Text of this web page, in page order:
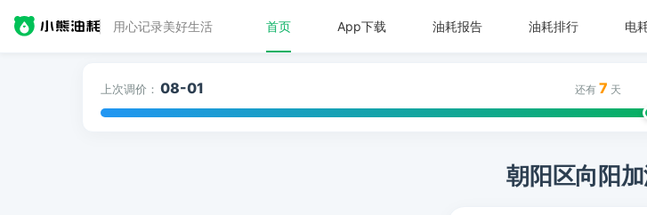
用心记录美好生活 首页 App下载 油耗报告 油耗排行 电
上次调价： 08-01 还有 7 天
朝阳区向阳